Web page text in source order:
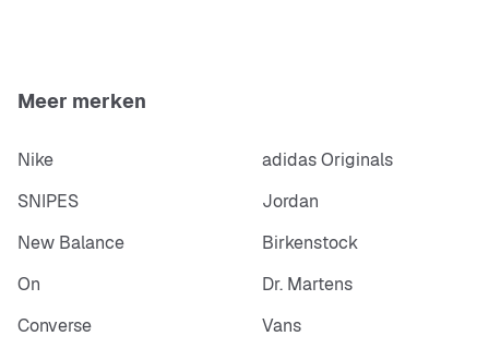
Meer merken
Nike
adidas Originals
SNIPES
Jordan
New Balance
Birkenstock
On
Dr. Martens
Converse
Vans